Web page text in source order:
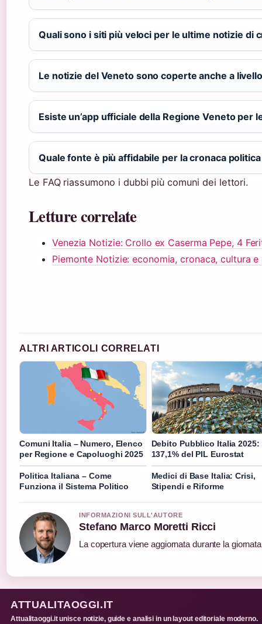
Quali sono i siti più veloci per le ultime notizie di
Le notizie del Veneto sono coperte anche a
Esiste un’app ufficiale della Regione Veneto per
Quale fonte è più affidabile per la cronaca
Le FAQ riassumono i dubbi più comuni dei lettori.
Letture correlate
Venezia Notizie: Crollo ex Caserma Pepe, 4
Piemonte Notizie: economia, cronaca, cultura
ALTRI ARTICOLI CORRELATI
Comuni Italia – Numero, Elenco
per Regione e Capoluoghi 2025
Debito Pubblico Italia 2025:
137,1% del PIL Eurostat
Politica Italiana – Come
Funziona il Sistema Politico
Medici di Base Italia: Crisi,
Stipendi e Riforme
INFORMAZIONI SULL'AUTORE
Stefano Marco Moretti Ricci
La copertura viene aggiornata durante la
ATTUALITAOGGI.IT
Attualitaoggi.it unisce notizie, guide e analisi in un layout editoriale moderno.